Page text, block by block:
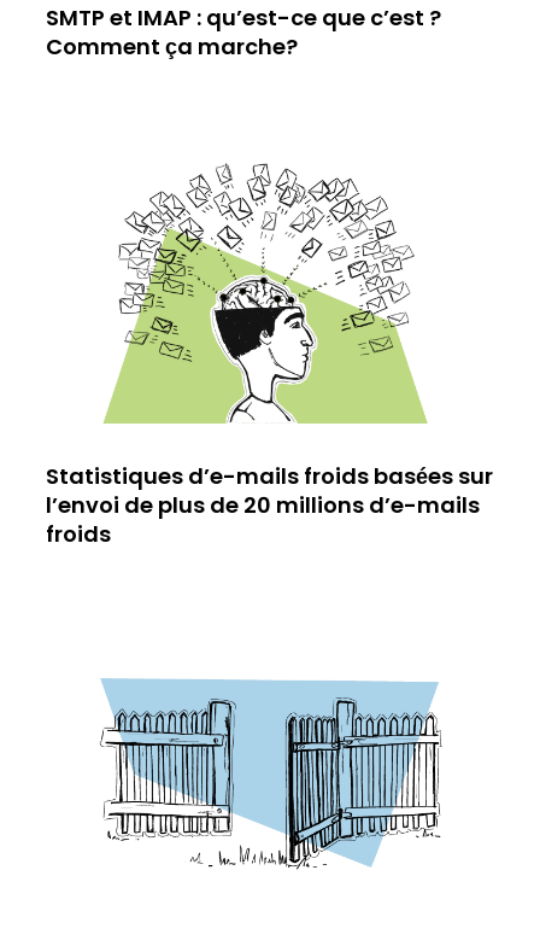
SMTP et IMAP : qu’est-ce que c’est ?
Comment ça marche?
Statistiques d’e-mails froids basées sur
l’envoi de plus de 20 millions d’e-mails
froids